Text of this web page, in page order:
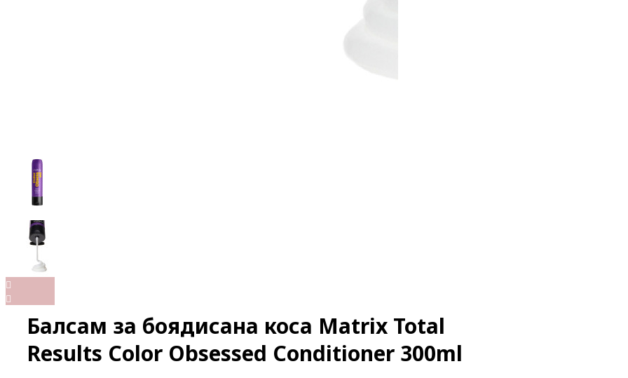
Балсам за боядисана коса Matrix Total
Results Color Obsessed Conditioner 300ml